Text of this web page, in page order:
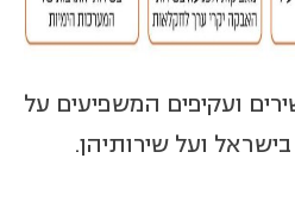
ועקיפים המשפיעים על
ועל שירותיהן.